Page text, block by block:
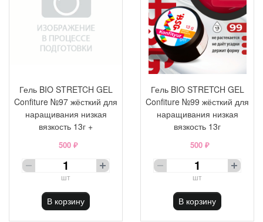
Гель BIO STRETCH GEL
Confiture №97 жёсткий для
наращивания низкая
вязкость 13г +
500 ₽
шт
В корзину
Гель BIO STRETCH GEL
Confiture №99 жёсткий для
наращивания низкая
вязкость 13г
500 ₽
шт
В корзину